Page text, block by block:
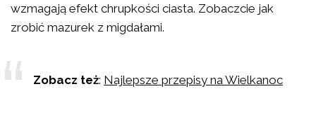
wzmagają efekt chrupkości ciasta. Zobaczcie jak
zrobić mazurek z migdałami.
Zobacz też: Najlepsze przepisy na Wielkanoc